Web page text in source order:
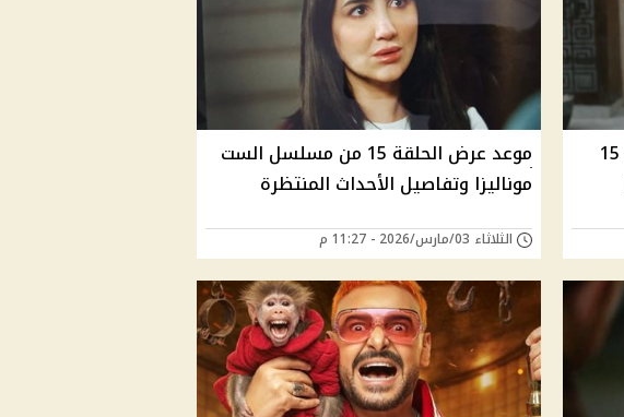
إعلان رسمي عن سبب تأجيل الحلقة 15
موعد عرض الحلقة 15 من مسلسل الست
موناليزا وتفاصيل الأحداث المنتظرة
الثلاثاء 03/مارس/2026 - 11:27 م